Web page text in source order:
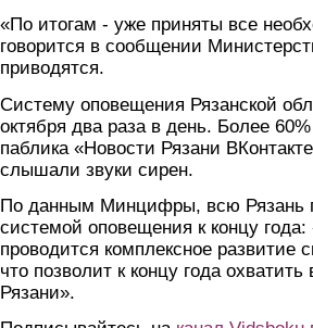
«По итогам - уже приняты все
говорится в сообщении
приводятся.
Систему оповещения Рязанской
октября два раза в день. Более
паблика «Новости Рязани
слышали звуки сирен.
По данным Минцифры, всю Рязань
системой оповещения к концу
проводится комплексное развитие
что позволит к концу года
Рязани».